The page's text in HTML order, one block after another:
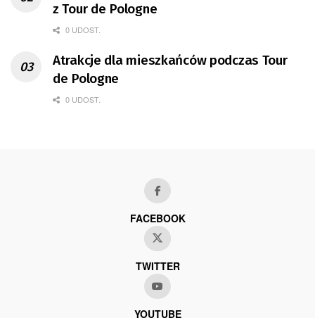
z Tour de Pologne
0 UDOST.
Atrakcje dla mieszkańców podczas Tour
de Pologne
0 UDOST.
FACEBOOK
TWITTER
YOUTUBE